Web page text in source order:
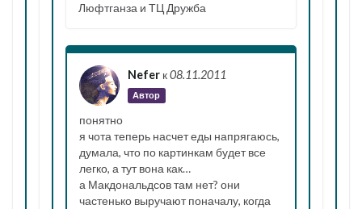
Люфтганза и ТЦ Дружба
Nefer к08.11.2011
Автор
понятно
я чота теперь насчет еды напрягаюсь,
думала, что по картинкам будет все
легко, а тут вона как…
а Макдональдсов там нет? они
частенько выручают поначалу, когда